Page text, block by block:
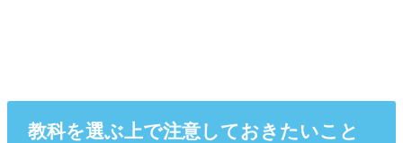
教科を選ぶ上で注意しておきたいこと